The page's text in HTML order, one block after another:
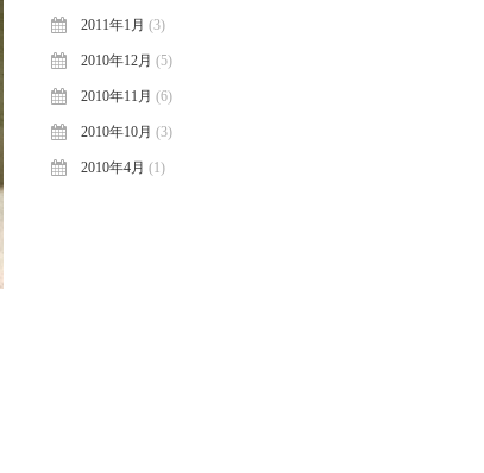
2011年1月 (3)
2010年12月 (5)
2010年11月 (6)
2010年10月 (3)
2010年4月 (1)